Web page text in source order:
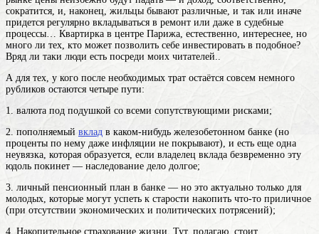
сократится, и, наконец, жильцы бывают различные, и так или иначе
придется регулярно вкладываться в ремонт или даже в судебные
процессы… Квартирка в центре Парижа, естественно, интереснее, но
много ли тех, кто может позволить себе инвестировать в подобное?
Вряд ли таки люди есть посреди моих читателей..
А для тех, у кого после необходимых трат остаётся совсем немного
рубликов остаются четыре пути:
1. валюта под подушкой со всеми сопутствующими рисками;
2. пополняемый вклад в каком-нибудь железобетонном банке (но
проценты по нему даже инфляции не покрывают), и есть еще одна
неувязка, которая образуется, если владелец вклада безвременно эту
юдоль покинет — наследование дело долгое;
3. личный пенсионный план в банке — но это актуально только для
молодых, которые могут успеть к старости накопить что-то приличное
(при отсутствии экономических и политических потрясений);
4. Накопительное страхование жизни. Тут, полагаю, стоит